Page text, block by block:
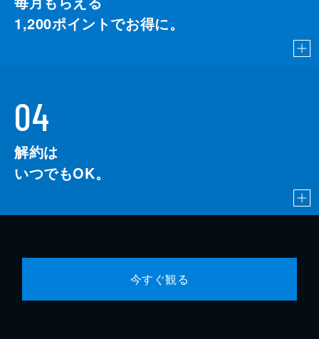
1,200ポイントでお得に。
04
解約は
いつでもOK。
今すぐ観る